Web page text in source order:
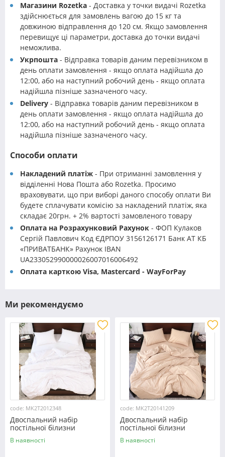
Магазини Rozetka - Доставка у точки видачі Rozetka
здійснюється для замовлень вагою до 15 кг та
довжиною відправлення до 120 см. Якщо замовлення
перевищує ці параметри, доставка до точки видачі
неможлива.
Укрпошта - Відправка товарів даним перевізником в
день оплати замовлення - якщо оплата надійшла до
12:00, або на наступний робочий день - якщо оплата
надійшла пізніше зазначеного часу.
Delivery - Відправка товарів даним перевізником в
день оплати замовлення - якщо оплата надійшла до
12:00, або на наступний робочий день - якщо оплата
надійшла пізніше зазначеного часу.
Способи оплати
Накладений платіж - При отриманні замовлення у
відділенні Нова Пошта або Rozetka. Просимо
враховувати, що при виборі даного способу оплати Ви
будете сплачувати комісію за накладений платіж, яка
складає 20грн. + 2% вартості замовленого товару
Оплата на Розрахунковий Рахунок - ФОП Кулаков
Сергій Павлович Код ЄДРПОУ 3156126171 Банк АТ КБ
«ПРИВАТБАНК» Рахунок IBAN
UA233052990000026007016006492
Оплата карткою Visa, Mastercard - WayForPay
Ми рекомендуємо
code: MK2T2012348
Двоспальний набір
постільної білизни
180*220 із мікрофібри
№2012348 Черешенка™
В наявності
code: MK2T20141209
Двоспальний набір
постільної білизни
180*220 із мікрофібри
№20141209 Черешенка™
В наявності